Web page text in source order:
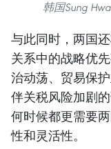
韩国Sung
与此同时，两国
关系中的战略优
治动荡、贸易保
伴关税风险加剧
何时候都更需要
性和灵活性。